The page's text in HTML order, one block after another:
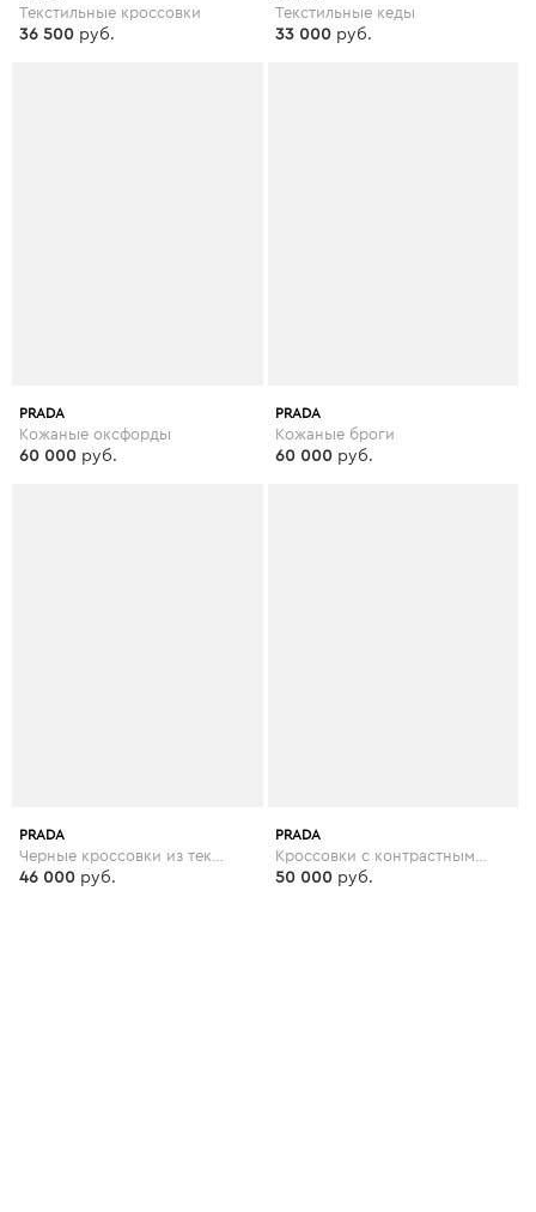
Текстильные кроссовки
36 500 руб.
Текстильные кеды
33 000 руб.
PRADA
Кожаные оксфорды
60 000 руб.
PRADA
Кожаные броги
60 000 руб.
PRADA
46 000 руб.
PRADA
50 000 руб.